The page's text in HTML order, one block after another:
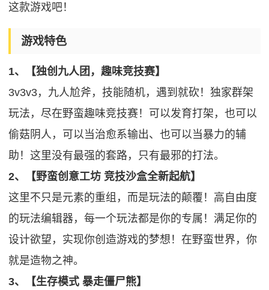
这款游戏吧！
游戏特色
1、【独创九人团，趣味竞技赛】
3v3v3，九人尬斧，技能随机，遇到就砍！独家群架
玩法，尽在野蛮趣味竞技赛！可以发育打架，也可以
偷菇阴人，可以当治愈系输出、也可以当暴力的辅
助！这里没有最强的套路，只有最邪的打法。
2、【野蛮创意工坊 竞技沙盒全新起航】
这里不只是元素的重组，而是玩法的颠覆！高自由度
的玩法编辑器，每一个玩法都是你的专属！满足你的
设计欲望，实现你创造游戏的梦想！在野蛮世界，你
就是造物之神。
3、【生存模式 暴走僵尸熊】